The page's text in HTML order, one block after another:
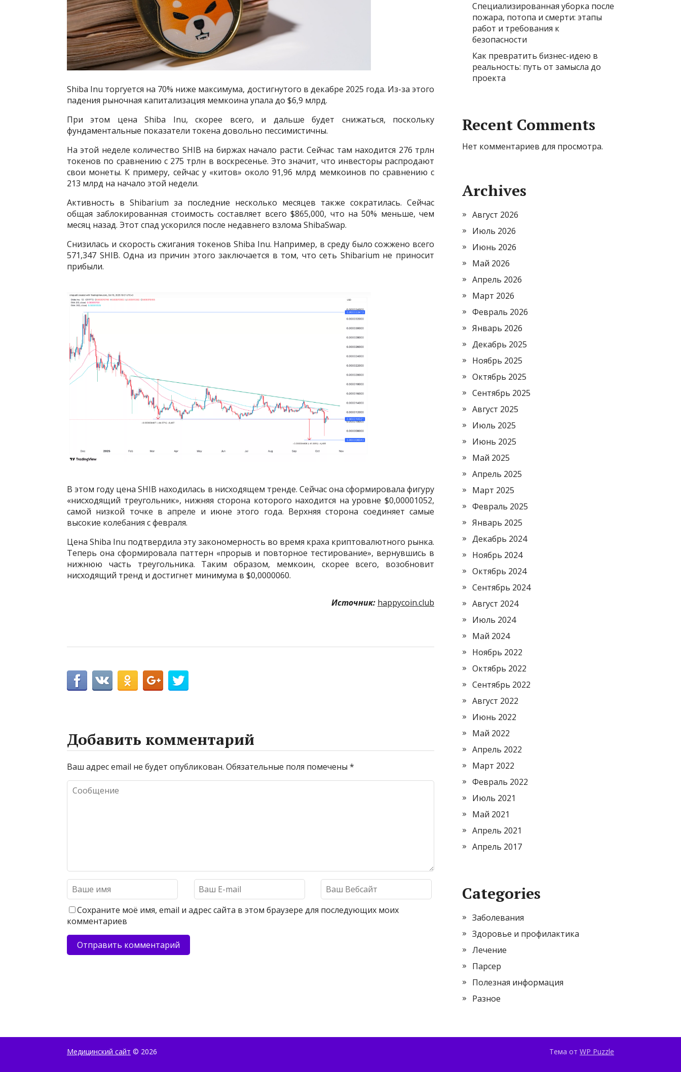
Shiba Inu торгуется на 70% ниже максимума, достигнутого в декабре 2025 года. Из-за этого
падения рыночная капитализация мемкоина упала до $6,9 млрд.
При этом цена Shiba Inu, скорее всего, и дальше будет снижаться, поскольку
фундаментальные показатели токена довольно пессимистичны.
На этой неделе количество SHIB на биржах начало расти. Сейчас там находится 276 трлн
токенов по сравнению с 275 трлн в воскресенье. Это значит, что инвесторы распродают
свои монеты. К примеру, сейчас у «китов» около 91,96 млрд мемкоинов по сравнению с
213 млрд на начало этой недели.
Активность в Shibarium за последние несколько месяцев также сократилась. Сейчас
общая заблокированная стоимость составляет всего $865,000, что на 50% меньше, чем
месяц назад. Этот спад ускорился после недавнего взлома ShibaSwap.
Снизилась и скорость сжигания токенов Shiba Inu. Например, в среду было сожжено всего
571,347 SHIB. Одна из причин этого заключается в том, что сеть Shibarium не приносит
прибыли.
В этом году цена SHIB находилась в нисходящем тренде. Сейчас она сформировала фигуру
«нисходящий треугольник», нижняя сторона которого находится на уровне $0,00001052,
самой низкой точке в апреле и июне этого года. Верхняя сторона соединяет самые
высокие колебания с февраля.
Цена Shiba Inu подтвердила эту закономерность во время краха криптовалютного рынка.
Теперь она сформировала паттерн «прорыв и повторное тестирование», вернувшись в
нижнюю часть треугольника. Таким образом, мемкоин, скорее всего, возобновит
нисходящий тренд и достигнет минимума в $0,0000060.
Источник: happycoin.club
Добавить комментарий
Ваш адрес email не будет опубликован. Обязательные поля помечены *
Сохраните моё имя, email и адрес сайта в этом браузере для последующих моих
комментариев
Специализированная уборка после
пожара, потопа и смерти: этапы
работ и требования к
безопасности
Как превратить бизнес-идею в
реальность: путь от замысла до
проекта
Recent Comments
Нет комментариев для просмотра.
Archives
Август 2026
Июль 2026
Июнь 2026
Май 2026
Апрель 2026
Март 2026
Февраль 2026
Январь 2026
Декабрь 2025
Ноябрь 2025
Октябрь 2025
Сентябрь 2025
Август 2025
Июль 2025
Июнь 2025
Май 2025
Апрель 2025
Март 2025
Февраль 2025
Январь 2025
Декабрь 2024
Ноябрь 2024
Октябрь 2024
Сентябрь 2024
Август 2024
Июль 2024
Май 2024
Ноябрь 2022
Октябрь 2022
Сентябрь 2022
Август 2022
Июнь 2022
Май 2022
Апрель 2022
Март 2022
Февраль 2022
Июль 2021
Май 2021
Апрель 2021
Апрель 2017
Categories
Заболевания
Здоровье и профилактика
Лечение
Парсер
Полезная информация
Разное
Медицинский сайт © 2026 Тема от WP Puzzle